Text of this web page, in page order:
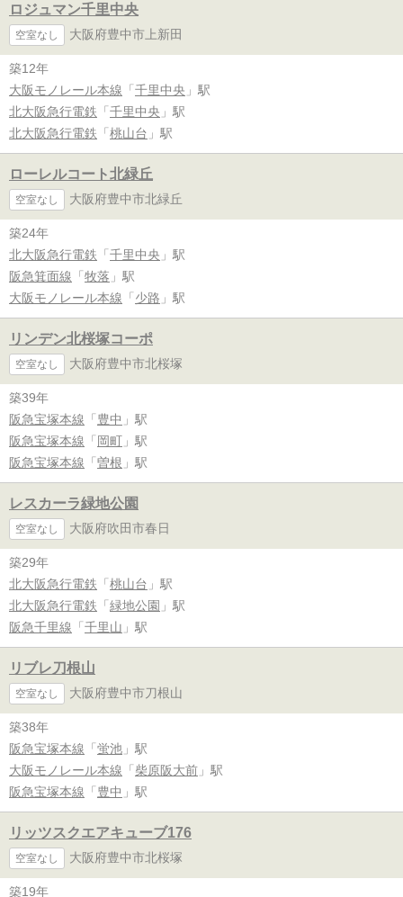
ロジュマン千里中央
空室なし 大阪府豊中市上新田
築12年
大阪モノレール本線 「 千里中央 」駅
北大阪急行電鉄 「 千里中央 」駅
北大阪急行電鉄 「 桃山台 」駅
ローレルコート北緑丘
空室なし 大阪府豊中市北緑丘
築24年
北大阪急行電鉄 「 千里中央 」駅
阪急箕面線 「 牧落 」駅
大阪モノレール本線 「 少路 」駅
リンデン北桜塚コーポ
空室なし 大阪府豊中市北桜塚
築39年
阪急宝塚本線 「 豊中 」駅
阪急宝塚本線 「 岡町 」駅
阪急宝塚本線 「 曽根 」駅
レスカーラ緑地公園
空室なし 大阪府吹田市春日
築29年
北大阪急行電鉄 「 桃山台 」駅
北大阪急行電鉄 「 緑地公園 」駅
阪急千里線 「 千里山 」駅
リブレ刀根山
空室なし 大阪府豊中市刀根山
築38年
阪急宝塚本線 「 蛍池 」駅
大阪モノレール本線 「 柴原阪大前 」駅
阪急宝塚本線 「 豊中 」駅
リッツスクエアキューブ176
空室なし 大阪府豊中市北桜塚
築19年